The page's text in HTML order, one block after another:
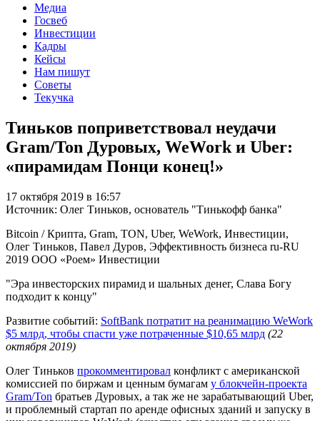
Медиа
Госвеб
Инвестиции
Кадры
Кейсы
Нам пишут
Советы
Текучка
Тиньков поприветствовал неудачи
Gram/Ton Дуровых, WeWork и Uber:
«пирамидам Понци конец!»
17 октября 2019 в 16:57
Источник: Олег Тиньков, основатель "Тинькофф банка"
Bitcoin / Крипта, Gram, TON, Uber, WeWork, Инвестиции,
Олег Тиньков, Павел Дуров, Эффективность бизнеса ru-RU
2019 ООО «Роем» Инвестиции
"Эра инвесторских пирамид и шальных денег, Слава Богу
подходит к концу"
Развитие событий: SoftBank потратит на реанимацию WeWork
$5 млрд, чтобы спасти уже потраченные $10,65 млрд (22
октября 2019)
Олег Тиньков прокомментировал конфликт с американской
комиссией по биржам и ценным бумагам у блокчейн-проекта
Gram/Ton братьев Дуровых, а так же не зарабатывающий Uber,
и проблемный стартап по аренде офисных зданий и запуску в